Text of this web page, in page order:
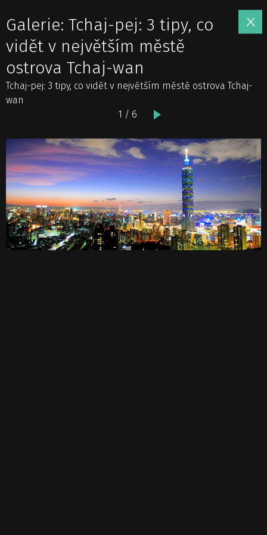
Galerie: Tchaj-pej: 3 tipy, co
vidět v největším městě
ostrova Tchaj-wan
Tchaj-pej: 3 tipy, co vidět v největším městě ostrova Tchaj-
wan
1 / 6